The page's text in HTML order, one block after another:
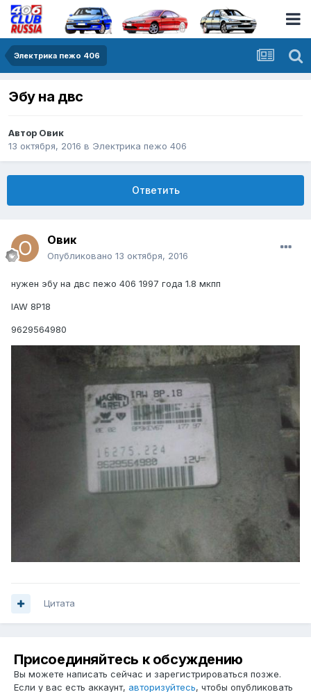
Электрика пежо 406
Эбу на двс
Автор Овик
13 октября, 2016 в Электрика пежо 406
Ответить
Овик
Опубликовано 13 октября, 2016
нужен эбу на двс пежо 406 1997 года 1.8 мкпп
IAW 8P18
9629564980
Цитата
Присоединяйтесь к обсуждению
Вы можете написать сейчас и зарегистрироваться позже.
Если у вас есть аккаунт, авторизуйтесь, чтобы опубликовать